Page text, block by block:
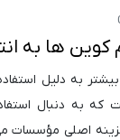
کوین ها به
بیشتر به دلیل
که به دنبال
اصلی مؤسسات